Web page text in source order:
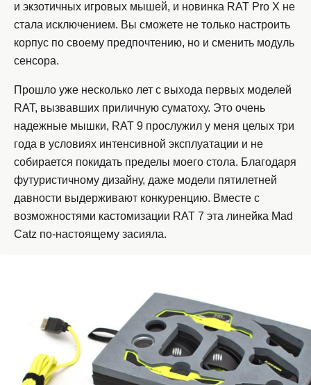
и экзотичных игровых мышей, и новинка RAT Pro X не
стала исключением. Вы сможете не только настроить
корпус по своему предпочтению, но и сменить модуль
сенсора.
Прошло уже несколько лет с выхода первых моделей
RAT, вызвавших приличную суматоху. Это очень
надежные мышки, RAT 9 прослужил у меня целых три
года в условиях интенсивной эксплуатации и не
собирается покидать пределы моего стола. Благодаря
футуристичному дизайну, даже модели пятилетней
давности выдерживают конкуренцию. Вместе с
возможностями кастомизации RAT 7 эта линейка Mad
Catz по-настоящему засияла.